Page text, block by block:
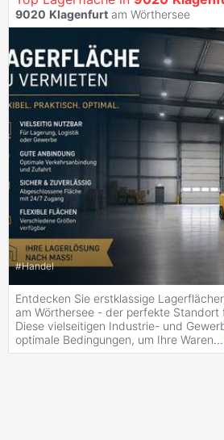
9020 Klagenfurt am Wörthersee
#Handel
Entdecken Sie erstklassige
am Wörthersee - der perfekte Standort
Diese vielseitigen Industrie- und
optimale Bedingungen, um Ihre Waren...